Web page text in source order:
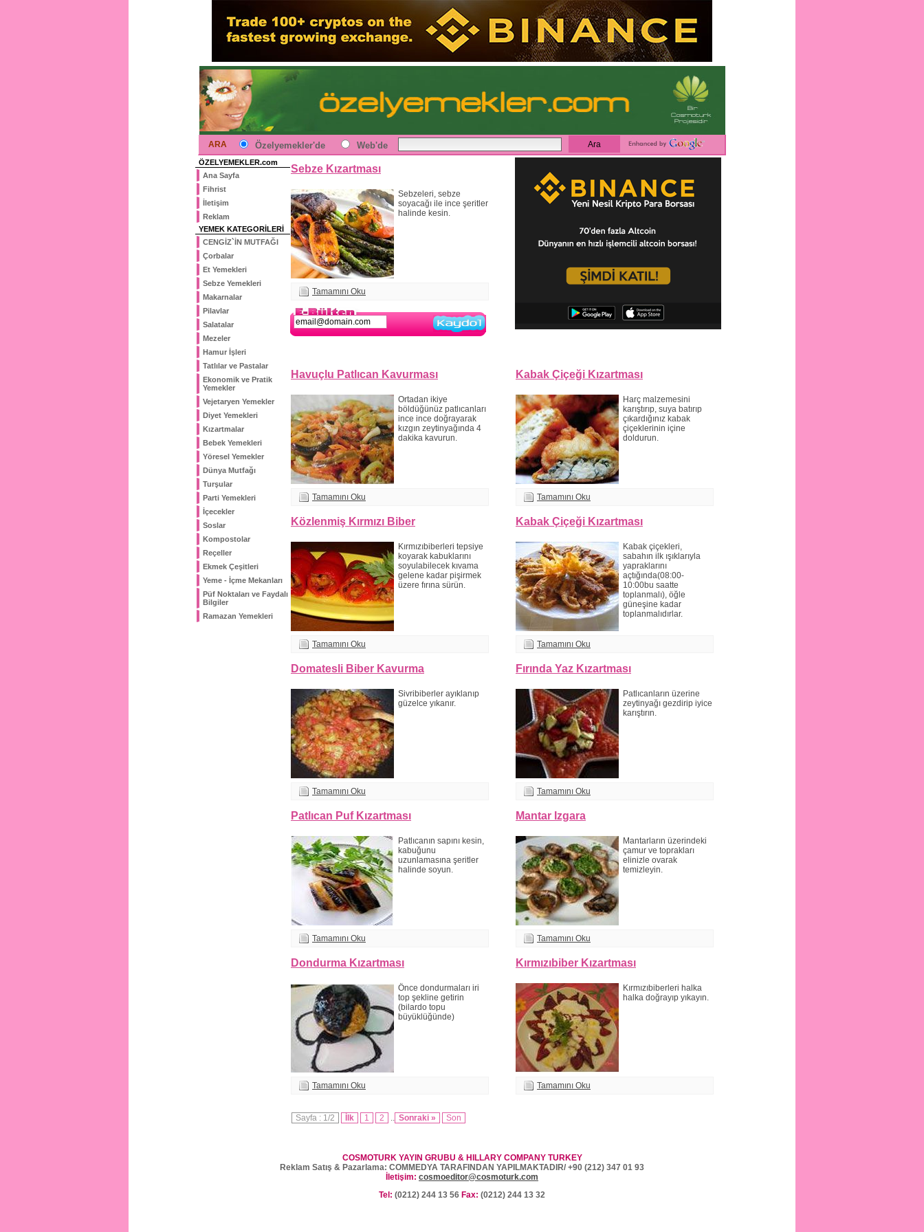
ARA Özelyemekler'de Web'de
ÖZELYEMEKLER.com
Ana Sayfa
Fihrist
İletişim
Reklam
YEMEK KATEGORİLERİ
CENGİZ`İN MUTFAĞI
Çorbalar
Et Yemekleri
Sebze Yemekleri
Makarnalar
Pilavlar
Salatalar
Mezeler
Hamur İşleri
Tatlılar ve Pastalar
Ekonomik ve Pratik
Yemekler
Vejetaryen Yemekler
Diyet Yemekleri
Kızartmalar
Bebek Yemekleri
Yöresel Yemekler
Dünya Mutfağı
Turşular
Parti Yemekleri
İçecekler
Soslar
Kompostolar
Reçeller
Ekmek Çeşitleri
Yeme - İçme Mekanları
Püf Noktaları ve Faydalı
Bilgiler
Ramazan Yemekleri
Sebze Kızartması
Sebzeleri, sebze
soyacağı ile ince şeritler
halinde kesin.
Tamamını Oku
Havuçlu Patlıcan Kavurması
Ortadan ikiye
böldüğünüz patlıcanları
ince ince doğrayarak
kızgın zeytinyağında 4
dakika kavurun.
Tamamını Oku
Kabak Çiçeği Kızartması
Harç malzemesini
karıştırıp, suya batırıp
çıkardığınız kabak
çiçeklerinin içine
doldurun.
Tamamını Oku
Közlenmiş Kırmızı Biber
Kırmızıbiberleri tepsiye
koyarak kabuklarını
soyulabilecek kıvama
gelene kadar pişirmek
üzere fırına sürün.
Tamamını Oku
Kabak Çiçeği Kızartması
Kabak çiçekleri,
sabahın ilk ışıklarıyla
yapraklarını
açtığında(08:00-
10:00bu saatte
toplanmalı), öğle
güneşine kadar
toplanmalıdırlar.
Tamamını Oku
Domatesli Biber Kavurma
Sivribiberler ayıklanıp
güzelce yıkanır.
Tamamını Oku
Fırında Yaz Kızartması
Patlıcanların üzerine
zeytinyağı gezdirip iyice
karıştırın.
Tamamını Oku
Patlıcan Puf Kızartması
Patlıcanın sapını kesin,
kabuğunu
uzunlamasına şeritler
halinde soyun.
Tamamını Oku
Mantar Izgara
Mantarların üzerindeki
çamur ve toprakları
elinizle ovarak
temizleyin.
Tamamını Oku
Dondurma Kızartması
Önce dondurmaları iri
top şekline getirin
(bilardo topu
büyüklüğünde)
Tamamını Oku
Kırmızıbiber Kızartması
Kırmızıbiberleri halka
halka doğrayıp yıkayın.
Tamamını Oku
Sayfa : 1/2 İlk 1 2 .. Sonraki » Son
COSMOTURK YAYIN GRUBU & HILLARY COMPANY TURKEY
Reklam Satış & Pazarlama: COMMEDYA TARAFINDAN YAPILMAKTADIR/ +90 (212) 347 01 93
İletişim: cosmoeditor@cosmoturk.com
Tel: (0212) 244 13 56 Fax: (0212) 244 13 32